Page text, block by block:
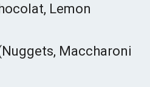
Lemon
Maccharoni